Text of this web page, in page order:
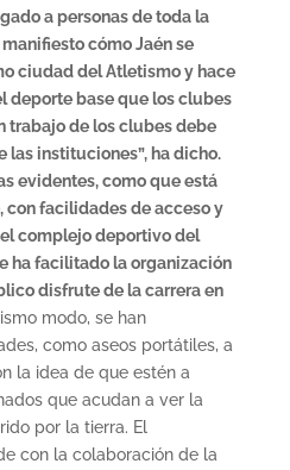
a personas de toda la
cómo Jaén se
ciudad del Atletismo y hace
deporte base que los clubes
trabajo de los clubes debe
las instituciones”, ha dicho.
evidentes, como que está
con facilidades de acceso y
complejo deportivo del
ha facilitado la organización
disfrute de la carrera en
modo, se han
como aseos portátiles, a
la idea de que estén a
que acudan a ver la
por la tierra. El
con la colaboración de la